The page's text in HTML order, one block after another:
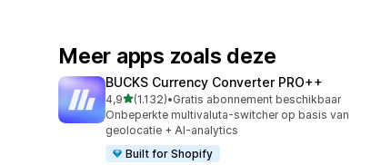
Meer apps zoals deze
BUCKS Currency Converter PRO++
4,9van 5 sterren
(1.132)
1132 recensies in totaal
•Gratis abonnement beschikbaar
Onbeperkte multivaluta-switcher op basis van
geolocatie + AI-analytics
Built for Shopify